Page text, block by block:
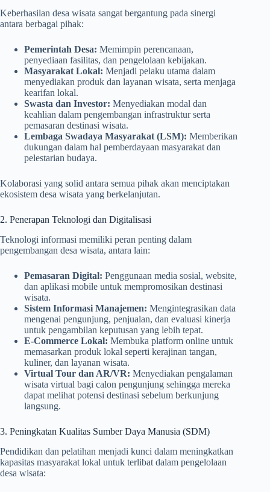
Keberhasilan desa wisata sangat bergantung pada sinergi
antara berbagai pihak:
Pemerintah Desa: Memimpin perencanaan,
penyediaan fasilitas, dan pengelolaan kebijakan.
Masyarakat Lokal: Menjadi pelaku utama dalam
menyediakan produk dan layanan wisata, serta menjaga
kearifan lokal.
Swasta dan Investor: Menyediakan modal dan
keahlian dalam pengembangan infrastruktur serta
pemasaran destinasi wisata.
Lembaga Swadaya Masyarakat (LSM): Memberikan
dukungan dalam hal pemberdayaan masyarakat dan
pelestarian budaya.
Kolaborasi yang solid antara semua pihak akan menciptakan
ekosistem desa wisata yang berkelanjutan.
2. Penerapan Teknologi dan Digitalisasi
Teknologi informasi memiliki peran penting dalam
pengembangan desa wisata, antara lain:
Pemasaran Digital: Penggunaan media sosial, website,
dan aplikasi mobile untuk mempromosikan destinasi
wisata.
Sistem Informasi Manajemen: Mengintegrasikan data
mengenai pengunjung, penjualan, dan evaluasi kinerja
untuk pengambilan keputusan yang lebih tepat.
E-Commerce Lokal: Membuka platform online untuk
memasarkan produk lokal seperti kerajinan tangan,
kuliner, dan layanan wisata.
Virtual Tour dan AR/VR: Menyediakan pengalaman
wisata virtual bagi calon pengunjung sehingga mereka
dapat melihat potensi destinasi sebelum berkunjung
langsung.
3. Peningkatan Kualitas Sumber Daya Manusia (SDM)
Pendidikan dan pelatihan menjadi kunci dalam meningkatkan
kapasitas masyarakat lokal untuk terlibat dalam pengelolaan
desa wisata: